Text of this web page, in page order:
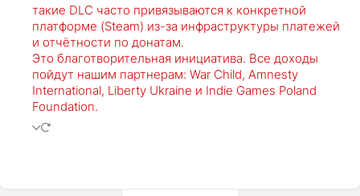
такие DLC часто привязываются к конкретной
платформе (Steam) из-за инфраструктуры платежей
и отчётности по донатам.
Это благотворительная инициатива. Все доходы
пойдут нашим партнерам: War Child, Amnesty
International, Liberty Ukraine и Indie Games Poland
Foundation.